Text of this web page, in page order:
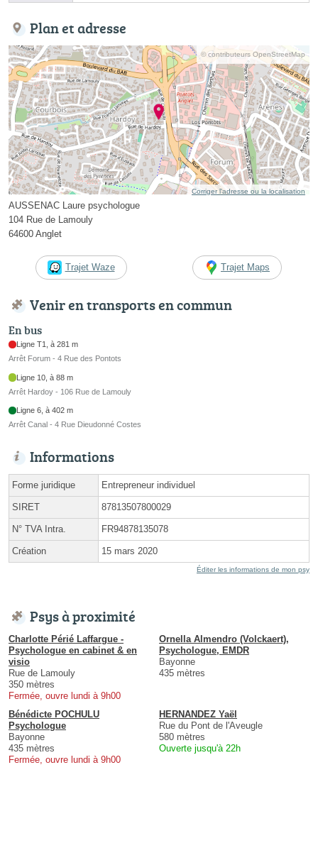
Plan et adresse
© contributeurs OpenStreetMap
Corriger l’adresse ou la localisation
AUSSENAC Laure psychologue
104 Rue de Lamouly
64600 Anglet
Trajet Waze Trajet Maps
Venir en transports en commun
En bus
Ligne T1, à 281 m
Arrêt Forum - 4 Rue des Pontots
Ligne 10, à 88 m
Arrêt Hardoy - 106 Rue de Lamouly
Ligne 6, à 402 m
Arrêt Canal - 4 Rue Dieudonné Costes
Informations
Forme juridique Entrepreneur individuel
SIRET 87813507800029
N° TVA Intra. FR94878135078
Création 15 mars 2020
Éditer les informations de mon psy
Psys à proximité
Charlotte Périé Laffargue -
Psychologue en cabinet & en
visio
Rue de Lamouly
350 mètres
Fermée, ouvre lundi à 9h00
Ornella Almendro (Volckaert),
Psychologue, EMDR
Bayonne
435 mètres
Bénédicte POCHULU
Psychologue
Bayonne
435 mètres
Fermée, ouvre lundi à 9h00
HERNANDEZ Yaël
Rue du Pont de l'Aveugle
580 mètres
Ouverte jusqu'à 22h